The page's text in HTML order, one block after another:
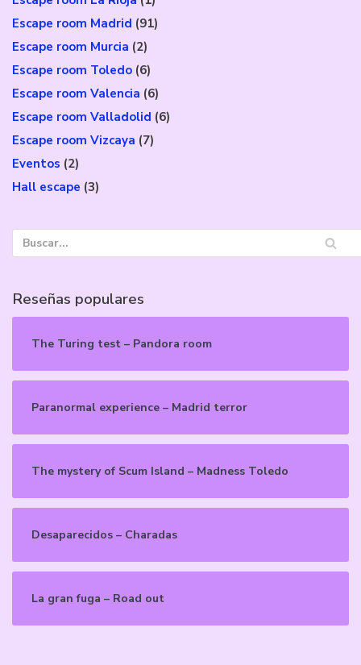
Escape room Madrid (91)
Escape room Murcia (2)
Escape room Toledo (6)
Escape room Valencia (6)
Escape room Valladolid (6)
Escape room Vizcaya (7)
Eventos (2)
Hall escape (3)
Reseñas populares
The Turing test – Pandora room
Paranormal experience – Madrid terror
The mystery of Scum Island – Madness Toledo
Desaparecidos – Charadas
La gran fuga – Road out